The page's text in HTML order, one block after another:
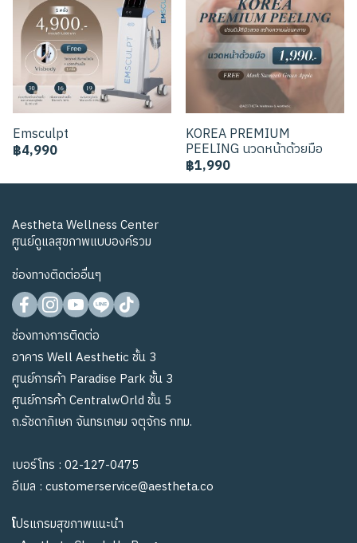
Emsculpt
฿4,990
KOREA PREMIUM
PEELING นวดหน้าด้วยมือ
฿1,990
Aestheta Wellness Center
ศูนย์ดูแลสุขภาพแบบองค์รวม
ช่องทางติดต่ออื่นๆ
ช่องทางการติดต่อ
อาคาร Well Aesthetic ชั้น 3
ศูนย์การค้า Paradise Park ชั้น 3
ศูนย์การค้า CentralwOrld ชั้น 5
ถ.รัชดาภิเษก จันทรเกษม จตุจักร กทม.
เบอร์โทร : 02-127-0475
อีเมล : customerservice@aestheta.co
โปรแกรมสุขภาพแนะนำ